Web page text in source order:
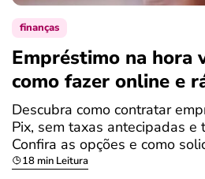
finanças
Empréstimo na hora
como fazer online e
Descubra como contratar
Pix, sem taxas antecipadas e
Confira as opções e como
18 min Leitura